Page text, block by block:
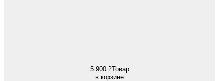
5 900 ₽Товар
в корзине